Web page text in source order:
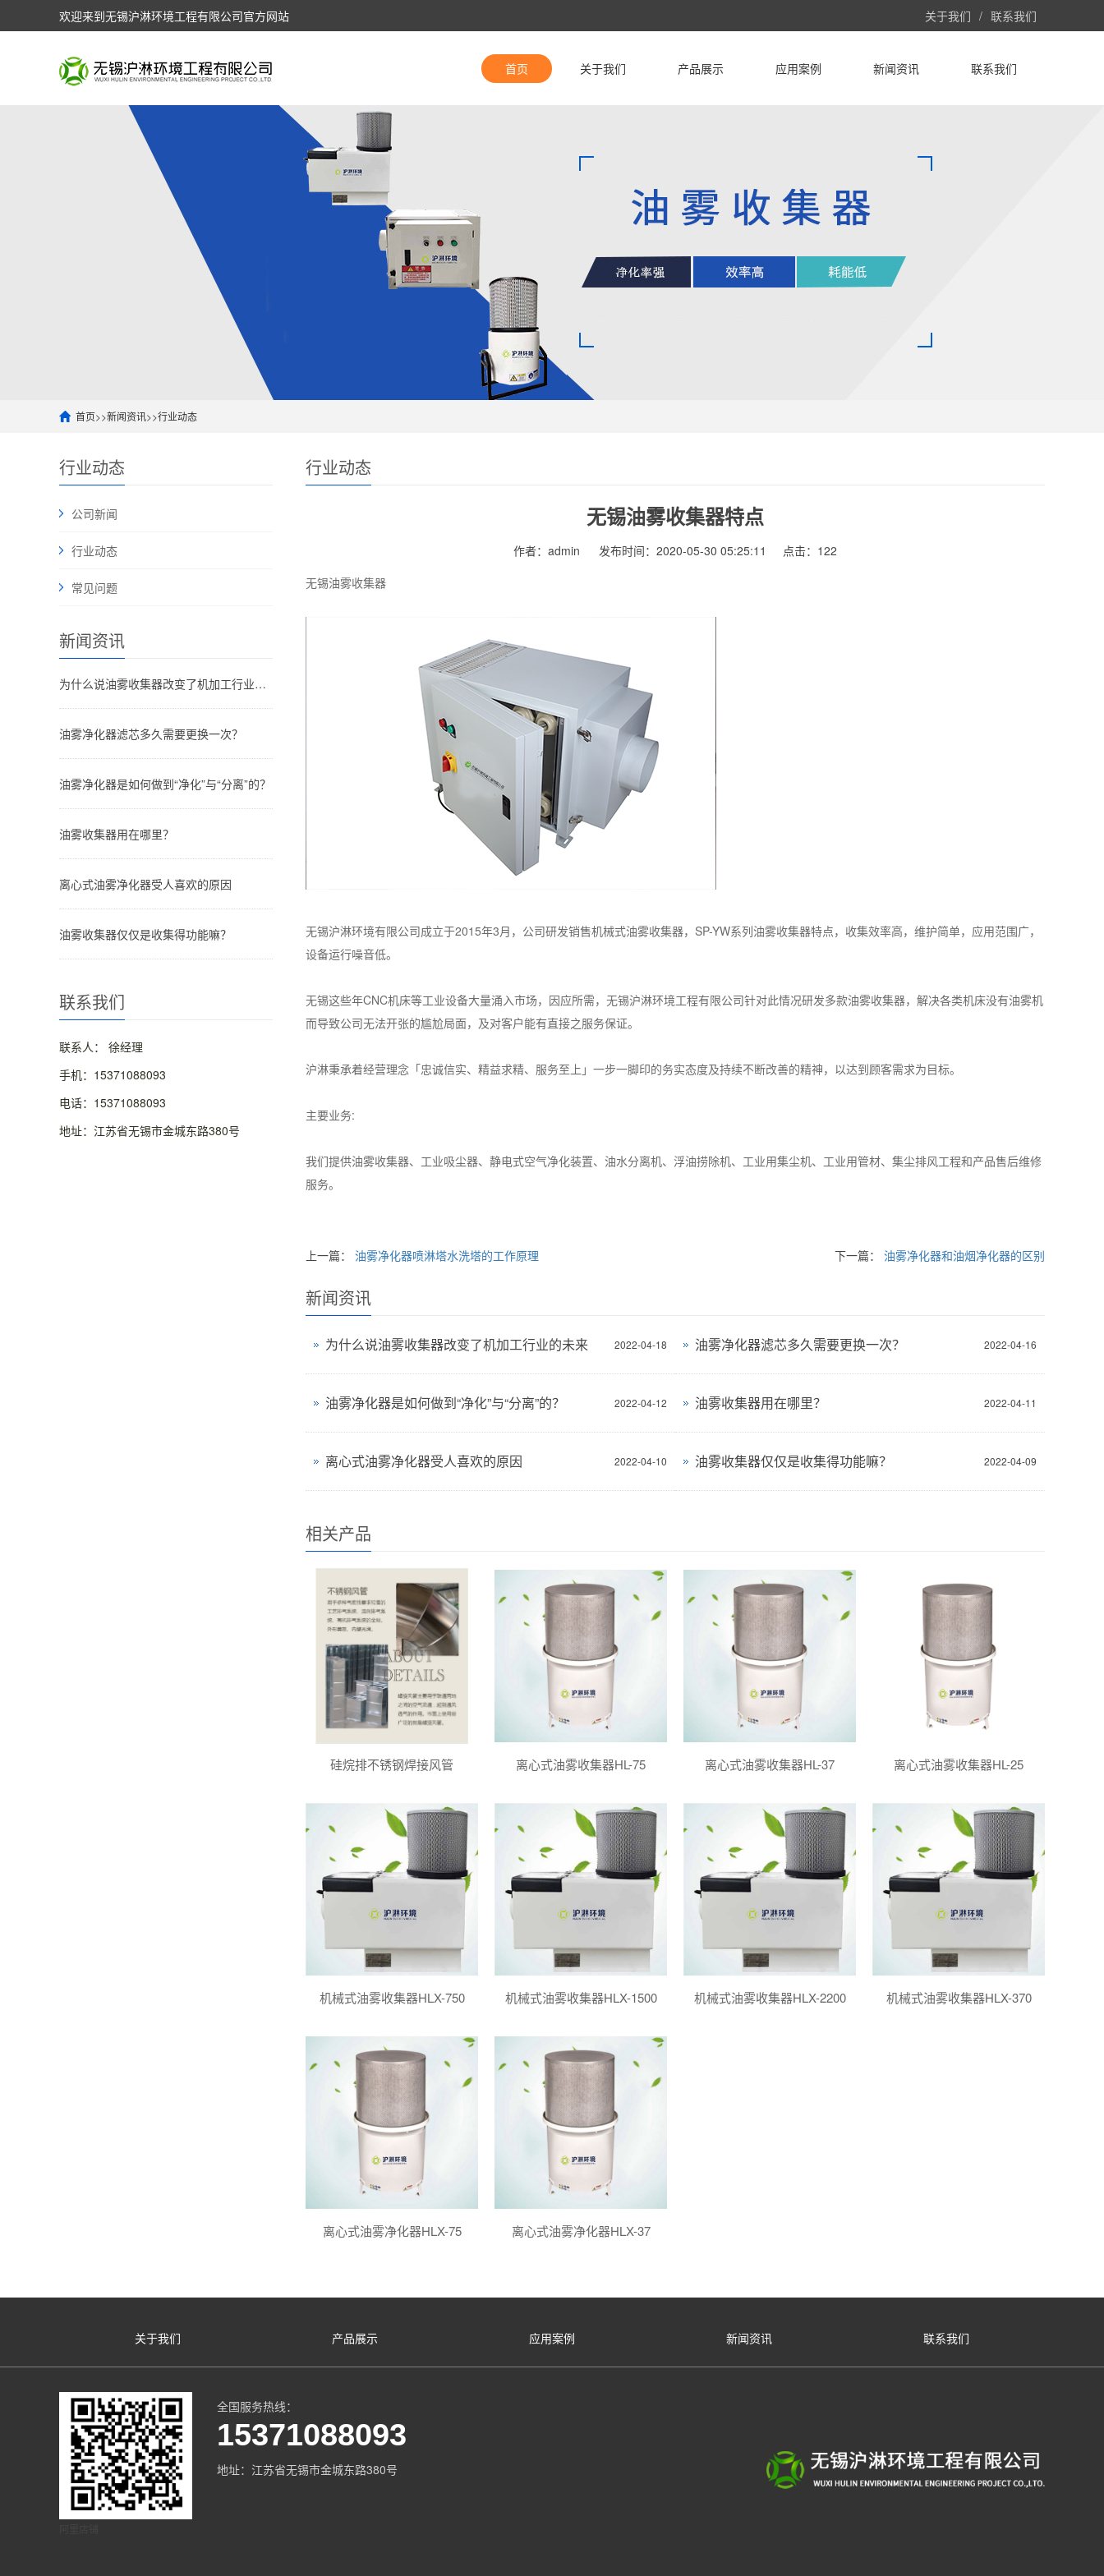
欢迎来到无锡沪淋环境工程有限公司官方网站 关于我们 / 联系我们
首页 关于我们 产品展示 应用案例 新闻资讯 联系我们
首页>>新闻资讯>>行业动态
行业动态
公司新闻
行业动态
常见问题
新闻资讯
为什么说油雾收集器改变了机加工行业的未来
油雾净化器滤芯多久需要更换一次？
油雾净化器是如何做到“净化”与“分离”的？
油雾收集器用在哪里？
离心式油雾净化器受人喜欢的原因
油雾收集器仅仅是收集得功能嘛？
联系我们
联系人： 徐经理
手机：15371088093
电话：15371088093
地址：江苏省无锡市金城东路380号
行业动态
无锡油雾收集器特点
作者：admin 发布时间：2020-05-30 05:25:11
点击：122
无锡油雾收集器
无锡沪淋环境有限公司成立于2015年3月，公司研发销售机械式油雾收集器，SP-YW系列油雾收集器特点，收集效率高，维护简单，应用范围广，
设备运行噪音低。
无锡这些年CNC机床等工业设备大量涌入市场，因应所需，无锡沪淋环境工程有限公司针对此情况研发多款油雾收集器，解决各类机床没有油雾机
而导致公司无法开张的尴尬局面，及对客户能有直接之服务保证。
沪淋秉承着经营理念「忠诚信实、精益求精、服务至上」一步一脚印的务实态度及持续不断改善的精神，以达到顾客需求为目标。
主要业务:
我们提供油雾收集器、工业吸尘器、静电式空气净化装置、油水分离机、浮油捞除机、工业用集尘机、工业用管材、集尘排风工程和产品售后维修
服务。
上一篇： 油雾净化器喷淋塔水洗塔的工作原理 下一篇： 油雾净化器和油烟净化器的区别
新闻资讯
2022-04-18
为什么说油雾收集器改变了机加工行业的未来 2022-04-16
油雾净化器滤芯多久需要更换一次？
2022-04-12
油雾净化器是如何做到“净化”与“分离”的？ 2022-04-11
油雾收集器用在哪里？
2022-04-10
离心式油雾净化器受人喜欢的原因 2022-04-09
油雾收集器仅仅是收集得功能嘛？
相关产品
硅烷排不锈钢焊接风管 离心式油雾收集器HL-75 离心式油雾收集器HL-37 离心式油雾收集器HL-25
机械式油雾收集器HLX-750 机械式油雾收集器HLX-1500 机械式油雾收集器HLX-2200 机械式油雾收集器HLX-370
离心式油雾净化器HLX-75 离心式油雾净化器HLX-37
关于我们 产品展示 应用案例 新闻资讯 联系我们
全国服务热线：
15371088093
地址：江苏省无锡市金城东路380号